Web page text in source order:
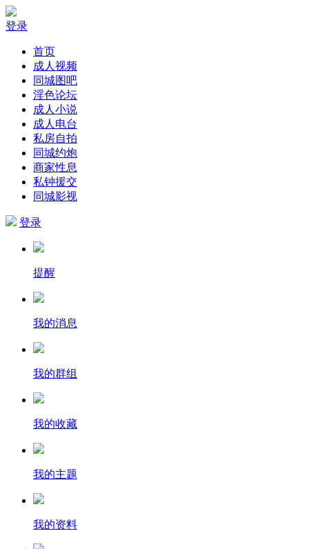
登录
首页
成人视频
同城图吧
淫色论坛
成人小说
成人电台
私房自拍
同城约炮
商家性息
私钟援交
同城影视
登录
提醒
我的消息
我的群组
我的收藏
我的主题
我的资料